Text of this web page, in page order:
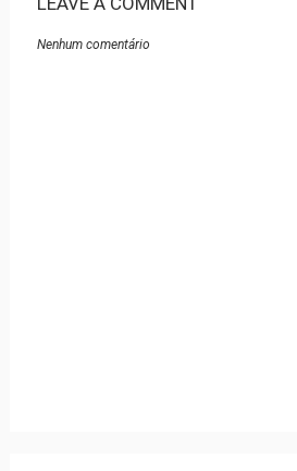
Nenhum comentário